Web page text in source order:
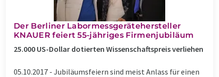
Der Berliner Labormessgerätehersteller
KNAUER feiert 55-jähriges Firmenjubiläum
25.000 US-Dollar dotierten Wissenschaftspreis verliehen
05.10.2017 - Jubiläumsfeiern sind meist Anlass für einen